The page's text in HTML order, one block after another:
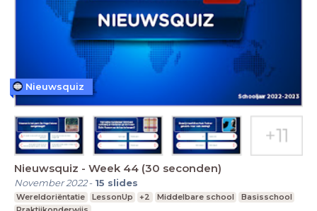
Nieuwsquiz - Week 44 (30 seconden)
November 2022- 15 slides
Wereldoriëntatie LessonUp +2 Middelbare school
Basisschool
Nieuwsquiz